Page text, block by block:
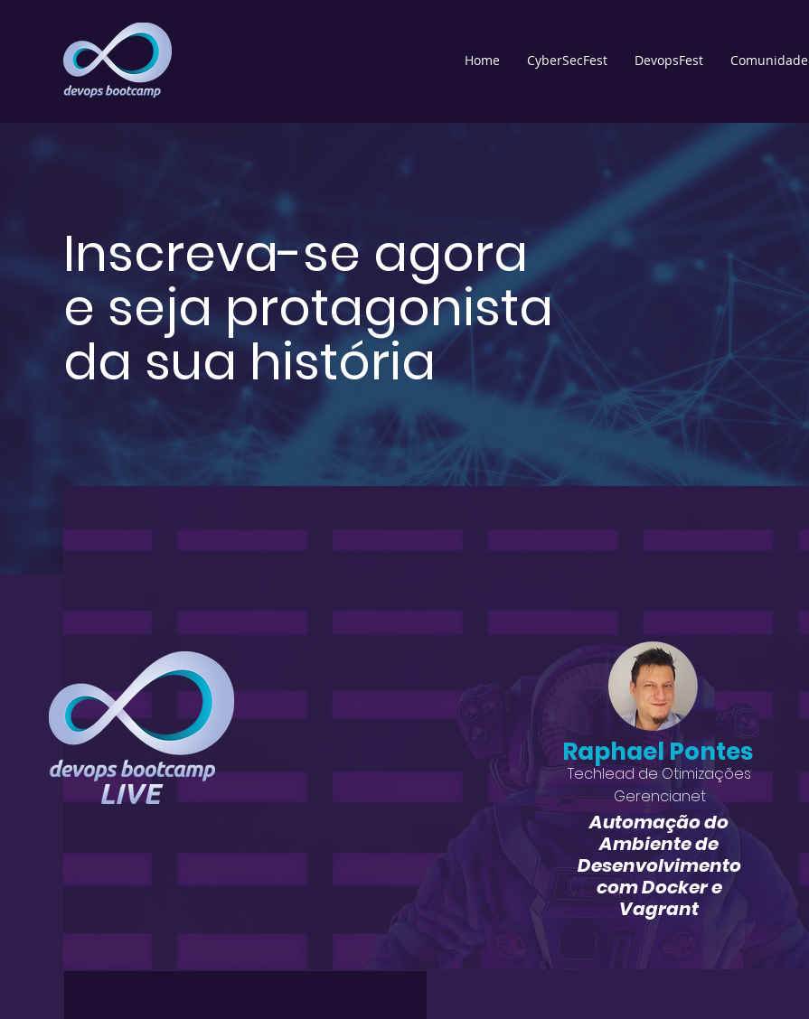
Home CyberSecFest DevopsFest Comunidade
Inscreva-se agora
e seja protagonista
da sua história
Raphael Pontes
Techlead de Otimizações
Gerencianet
Automação do
Ambiente de
Desenvolvimento
com Docker e
Vagrant